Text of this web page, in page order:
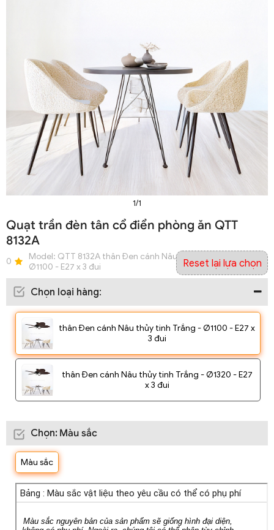
1/1
Quạt trần đèn tân cổ điển phòng ăn QTT
8132A
0 Model: QTT 8132A thân Đen cánh Nâu thủy tinh Trắng -
Ø1100 - E27 x 3 đui
Chọn loại hàng:
thân Đen cánh Nâu thủy tinh Trắng - Ø1100 - E27 x
3 đui
thân Đen cánh Nâu thủy tinh Trắng - Ø1320 - E27
x 3 đui
Chọn: Màu sắc
Màu sắc
Reset lại lựa chọn